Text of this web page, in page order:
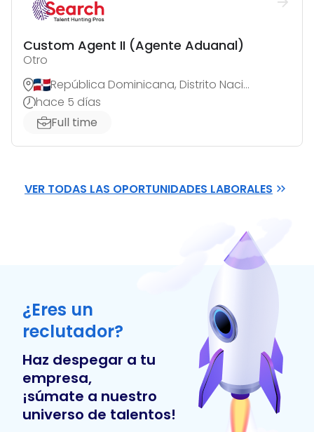
Custom Agent II (Agente Aduanal)
Otro
República Dominicana, Distrito Nacional
hace 5 días
Full time
VER TODAS LAS OPORTUNIDADES LABORALES
¿Eres un
reclutador?
Haz despegar a tu
empresa,
¡súmate a nuestro
universo de talentos!